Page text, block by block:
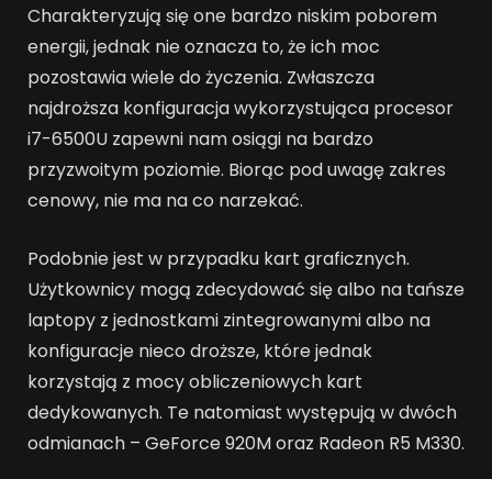
Charakteryzują się one bardzo niskim poborem
energii, jednak nie oznacza to, że ich moc
pozostawia wiele do życzenia. Zwłaszcza
najdroższa konfiguracja wykorzystująca procesor
i7-6500U zapewni nam osiągi na bardzo
przyzwoitym poziomie. Biorąc pod uwagę zakres
cenowy, nie ma na co narzekać.
Podobnie jest w przypadku kart graficznych.
Użytkownicy mogą zdecydować się albo na tańsze
laptopy z jednostkami zintegrowanymi albo na
konfiguracje nieco droższe, które jednak
korzystają z mocy obliczeniowych kart
dedykowanych. Te natomiast występują w dwóch
odmianach – GeForce 920M oraz Radeon R5 M330.